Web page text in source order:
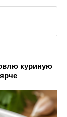
куриную